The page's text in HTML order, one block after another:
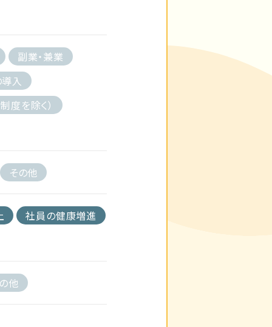
副業・兼業
入
を除く）
その他
社員の健康増進
他